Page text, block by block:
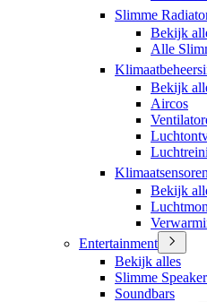
Slimme
Bekijk
Alle
Bekijk
Aircos
Klimaatsensoren
Bekijk
Entertainment
Bekijk alles
Slimme
Soundbars